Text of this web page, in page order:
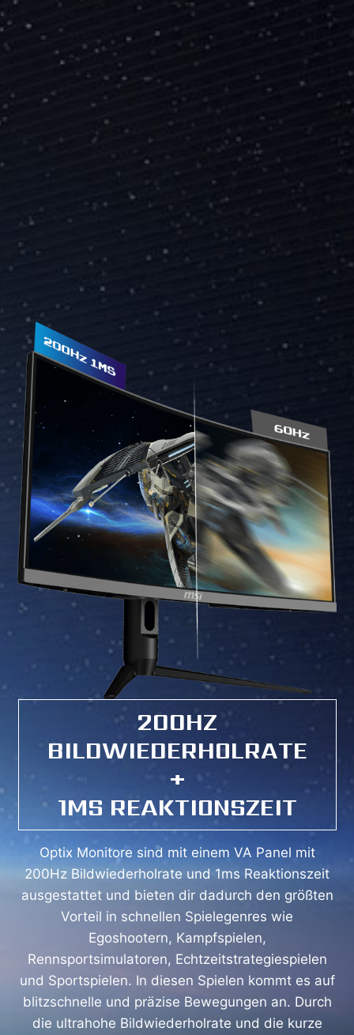
200HZ
BILDWIEDERHOLRATE
+
1MS REAKTIONSZEIT
Optix Monitore sind mit einem VA Panel mit
200Hz Bildwiederholrate und 1ms Reaktionszeit
ausgestattet und bieten dir dadurch den größten
Vorteil in schnellen Spielegenres wie
Egoshootern, Kampfspielen,
Rennsportsimulatoren, Echtzeitstrategiespielen
und Sportspielen. In diesen Spielen kommt es auf
blitzschnelle und präzise Bewegungen an. Durch
die ultrahohe Bildwiederholrate und die kurze